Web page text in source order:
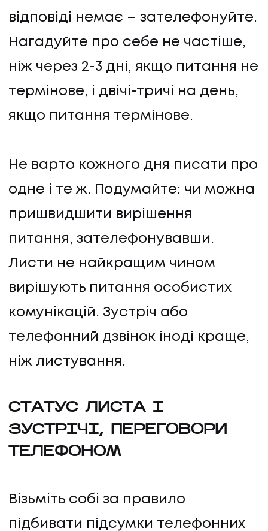
відповіді немає – зателефонуйте.
Нагадуйте про себе не частіше,
ніж через 2-3 дні, якщо питання не
термінове, і двічі-тричі на день,
якщо питання термінове.
Не варто кожного дня писати про
одне і те ж. Подумайте: чи можна
пришвидшити вирішення
питання, зателефонувавши.
Листи не найкращим чином
вирішують питання особистих
комунікацій. Зустріч або
телефонний дзвінок іноді краще,
ніж листування.
СТАТУС ЛИСТА І
ЗУСТРІЧІ, ПЕРЕГОВОРИ
ТЕЛЕФОНОМ
Візьміть собі за правило
підбивати підсумки телефонних